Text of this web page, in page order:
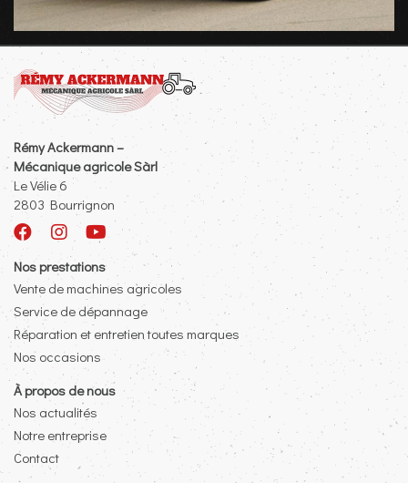
Rémy Ackermann –
Mécanique agricole Sàrl
Le Vélie 6
2803 Bourrignon
Nos prestations
Vente de machines agricoles
Service de dépannage
Réparation et entretien toutes marques
Nos occasions
À propos de nous
Nos actualités
Notre entreprise
Contact